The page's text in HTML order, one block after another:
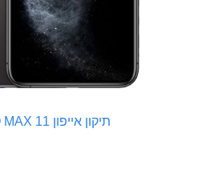
תיקון אייפון 11 PRO MAX